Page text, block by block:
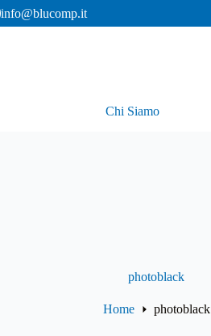
info@blucomp.it
Chi Siamo
photoblack
Home photoblack